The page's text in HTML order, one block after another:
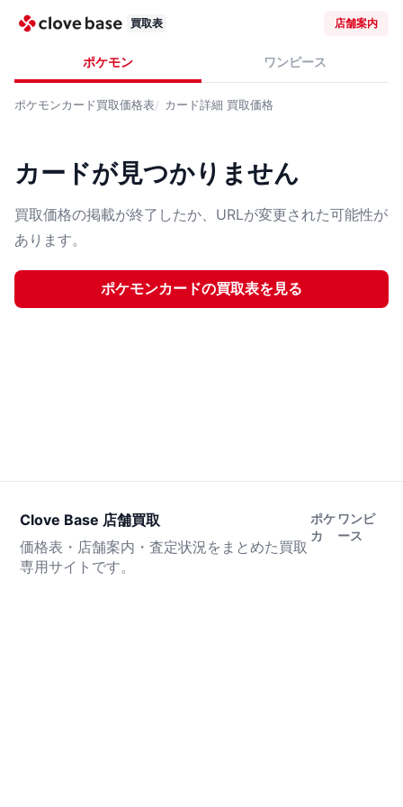
買取表 店舗案内
ポケモン ワンピース
ポケモンカード買取価格表 カード詳細 買取価格
カードが見つかりません
買取価格の掲載が終了したか、URLが変更された可能性が
あります。
ポケモンカードの買取表を見る
Clove Base 店舗買取
価格表・店舗案内・査定状況をまとめた買取
専用サイトです。
ポケ
カ
ワンピ
ース